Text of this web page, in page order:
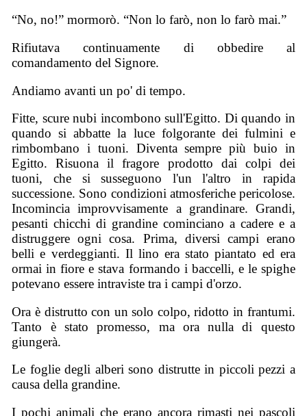
“No, no!” mormorò. “Non lo farò, non lo farò mai.”
Rifiutava continuamente di obbedire al
comandamento del Signore.
Andiamo avanti un po' di tempo.
Fitte, scure nubi incombono sull'Egitto. Di quando in
quando si abbatte la luce folgorante dei fulmini e
rimbombano i tuoni. Diventa sempre più buio in
Egitto. Risuona il fragore prodotto dai colpi dei
tuoni, che si susseguono l'un l'altro in rapida
successione. Sono condizioni atmosferiche pericolose.
Incomincia improvvisamente a grandinare. Grandi,
pesanti chicchi di grandine cominciano a cadere e a
distruggere ogni cosa. Prima, diversi campi erano
belli e verdeggianti. Il lino era stato piantato ed era
ormai in fiore e stava formando i baccelli, e le spighe
potevano essere intraviste tra i campi d'orzo.
Ora è distrutto con un solo colpo, ridotto in frantumi.
Tanto è stato promesso, ma ora nulla di questo
giungerà.
Le foglie degli alberi sono distrutte in piccoli pezzi a
causa della grandine.
I pochi animali che erano ancora rimasti nei pascoli